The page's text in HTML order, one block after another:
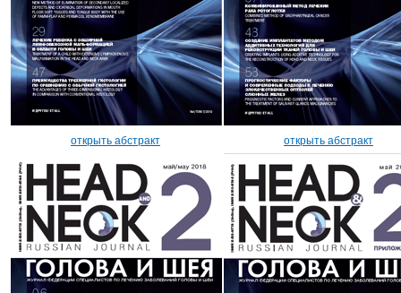
открыть абстракт открыть абстракт